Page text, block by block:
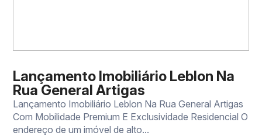
Lançamento Imobiliário Leblon Na
Rua General Artigas
Lançamento Imobiliário Leblon Na Rua General Artigas
Com Mobilidade Premium E Exclusividade Residencial O
endereço de um imóvel de alto...